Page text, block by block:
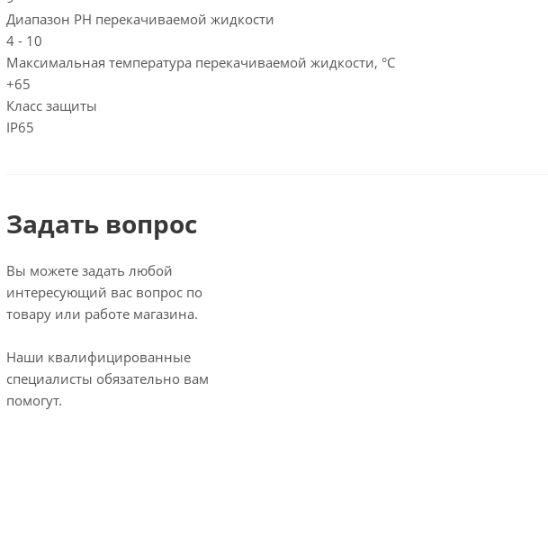
Диапазон PH перекачиваемой жидкости
4 - 10
Максимальная температура перекачиваемой жидкости, °C
+65
Класс защиты
IP65
Задать вопрос
Вы можете задать любой
интересующий вас вопрос по
товару или работе магазина.
Наши квалифицированные
специалисты обязательно вам
помогут.